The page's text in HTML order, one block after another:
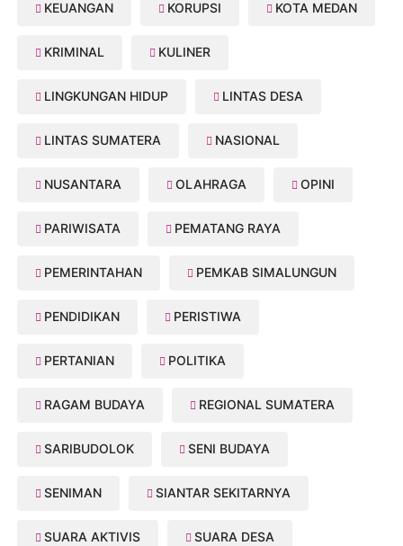
KEUANGAN KORUPSI KOTA MEDAN
KRIMINAL KULINER
LINGKUNGAN HIDUP LINTAS DESA
LINTAS SUMATERA NASIONAL
NUSANTARA OLAHRAGA OPINI
PARIWISATA PEMATANG RAYA
PEMERINTAHAN PEMKAB SIMALUNGUN
PENDIDIKAN PERISTIWA
PERTANIAN POLITIKA
RAGAM BUDAYA REGIONAL SUMATERA
SARIBUDOLOK SENI BUDAYA
SENIMAN SIANTAR SEKITARNYA
SUARA AKTIVIS SUARA DESA